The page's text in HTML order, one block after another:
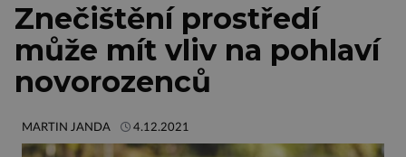
Znečištění prostředí
může mít vliv na pohlaví
novorozenců
MARTIN JANDA 4.12.2021